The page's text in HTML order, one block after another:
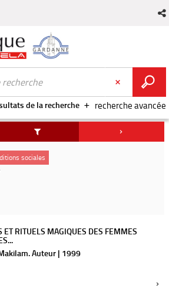
recherche avancée
de la recherche
sociales
ET RITUELS MAGIQUES DES FEMMES
Auteur | 1999